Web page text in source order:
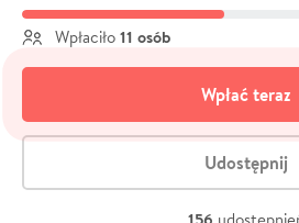
Wpłaciło 11 osób
Wpłać teraz
Udostępnij